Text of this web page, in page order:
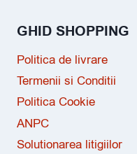
GHID SHOPPING
Politica de livrare
Termenii si Conditii
Politica Cookie
ANPC
Solutionarea litigiilor